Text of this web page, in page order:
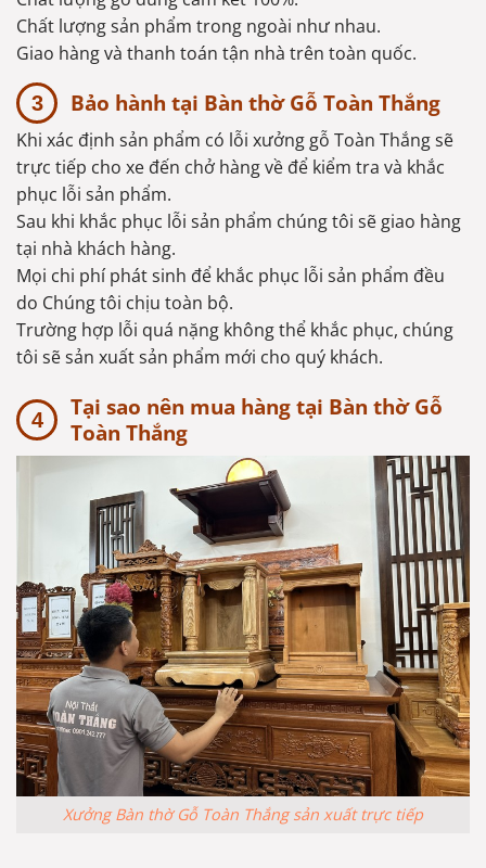
Chất lượng sản phẩm trong ngoài như nhau.
Giao hàng và thanh toán tận nhà trên toàn quốc.
Bảo hành tại Bàn thờ Gỗ Toàn Thắng
Khi xác định sản phẩm có lỗi xưởng gỗ Toàn Thắng sẽ
trực tiếp cho xe đến chở hàng về để kiểm tra và khắc
phục lỗi sản phẩm.
Sau khi khắc phục lỗi sản phẩm chúng tôi sẽ giao hàng
tại nhà khách hàng.
Mọi chi phí phát sinh để khắc phục lỗi sản phẩm đều
do Chúng tôi chịu toàn bộ.
Trường hợp lỗi quá nặng không thể khắc phục, chúng
tôi sẽ sản xuất sản phẩm mới cho quý khách.
Tại sao nên mua hàng tại Bàn thờ Gỗ
Toàn Thắng
Xưởng Bàn thờ Gỗ Toàn Thắng sản xuất trực tiếp